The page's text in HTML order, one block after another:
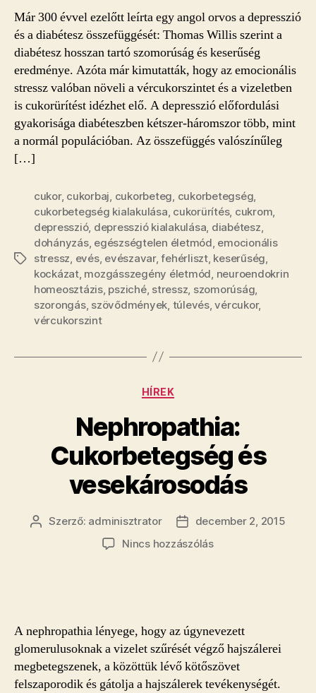
kockázatát
bejegyzéshez
Már 300 évvel ezelőtt leírta egy angol orvos a depresszió
és a diabétesz összefüggését: Thomas Willis szerint a
diabétesz hosszan tartó szomorúság és keserűség
eredménye. Azóta már kimutatták, hogy az emocionális
stressz valóban növeli a vércukorszintet és a vizeletben
is cukorürítést idézhet elő. A depresszió előfordulási
gyakorisága diabéteszben kétszer-háromszor több, mint
a normál populációban. Az összefüggés valószínűleg
[…]
Címkék
cukor, cukorbaj cukorbeteg cukorbetegség
cukorbetegség kialakulása cukorürítés, cukrom
depresszió, depresszió kialakulása diabétesz
dohányzás, egészségtelen életmód emocionális
stressz evés, evészavar,fehérliszt, keserűség
kockázat, mozgásszegény életmód neuroendokrin
homeosztázis, psziché, stressz szomorúság
szorongás, szövődmények túlevés,vércukor,
vércukorszint
Kategóriák
HÍREK
Nephropathia:
Cukorbetegség és
vesekárosodás
Bejegyzés
Szerző: adminisztrator
Bejegyzés
dátuma
december 2, 2015
Nincs hozzászólása(z)
A nephropathia lényege, hogy az úgynevezett
glomerulusoknak a vizelet szűrését végző hajszálerei
megbetegszenek, a közöttük lévő kötőszövet
felszaporodik és gátolja a hajszálerek tevékenységét.